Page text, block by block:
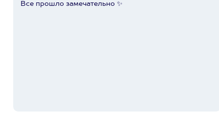
Все прошло замечательно ✨